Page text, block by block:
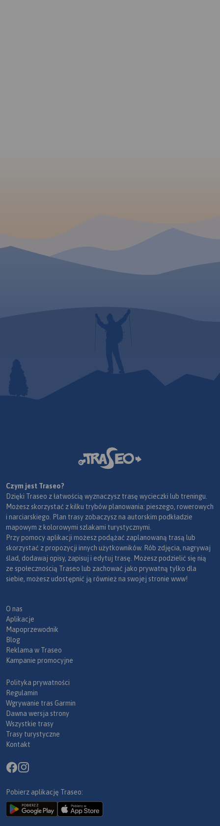
Czym jest Traseo?
Dzięki Traseo z łatwością wyznaczysz trasę wycieczki lub treningu.
Możesz skorzystać z kilku trybów planowania: pieszego, rowerowych
i narciarskiego. Plan trasy zobaczysz na autorskim podkładzie
mapowym z kolorowymi szlakami turystycznymi.
Przy pomocy aplikacji możesz podążać zaplanowaną trasą lub
skorzystać z propozycji innych użytkowników. Rób zdjęcia, nagrywaj
ślad, dodawaj opisy, zapisuj i edytuj trasę. Możesz podzielić się nią
ze społecznością Traseo lub zachować jako prywatną tylko dla
siebie, możesz udostępnić ją również na swojej stronie www!
O nas
Aplikacje
Mapoprzewodnik
Blog
Reklama w Traseo
Kampanie promocyjne
Polityka prywatności
Regulamin
Wgrywanie tras Garmin
Dawna wersja strony
Wszystkie trasy
Trasy turystyczne
Kontakt
Pobierz aplikację Traseo: